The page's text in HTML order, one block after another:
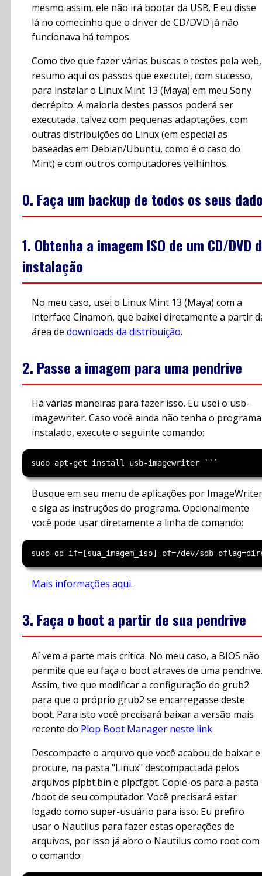
mesmo assim, ele não irá bootar da USB. E eu disse
lá no comecinho que o driver de CD/DVD já não
funcionava há tempos.
Como tive que fazer várias buscas e testes pela web,
resumo aqui os passos que executei, com sucesso,
para instalar o Linux Mint 13 (Maya) em meu Sony
decrépito. A maioria destes passos poderá ser
executada, talvez com pequenas adaptações, com
outras distribuições do Linux (em especial as
baseadas em Debian/Ubuntu, como é o caso do
Mint) e com outros computadores velhinhos.
0. Faça um backup de todos os seus
1. Obtenha a imagem ISO de um CD/DVD
instalação
No meu caso, usei o Linux Mint 13 (Maya) com a
interface Cinamon, que baixei diretamente a partir
área de downloads da distribuição.
2. Passe a imagem para uma pendrive
Há várias maneiras para fazer isso. Eu usei o usb-
imagewriter. Caso você ainda não tenha o programa
instalado, execute o seguinte comando:
Busque em seu menu de aplicações por ImageWriter
e siga as instruções do programa. Opcionalmente
você pode usar diretamente a linha de comando:
Mais informações aqui.
3. Faça o boot a partir de sua pendrive
Aí vem a parte mais crítica. No meu caso, a BIOS não
permite que eu faça o boot através de uma pendrive.
Assim, tive que modificar a configuração do grub2
para que o próprio grub2 se encarregasse deste
boot. Para isto você precisará baixar a versão mais
recente do Plop Boot Manager neste link
Descompacte o arquivo que você acabou de baixar e
procure, na pasta "Linux" descompactada pelos
arquivos plpbt.bin e plpcfgbt. Copie-os para a pasta
/boot de seu computador. Você precisará estar
logado como super-usuário para isso. Eu prefiro
usar o Nautilus para fazer estas operações de
arquivos, por isso já abro o Nautilus como root com
o comando: